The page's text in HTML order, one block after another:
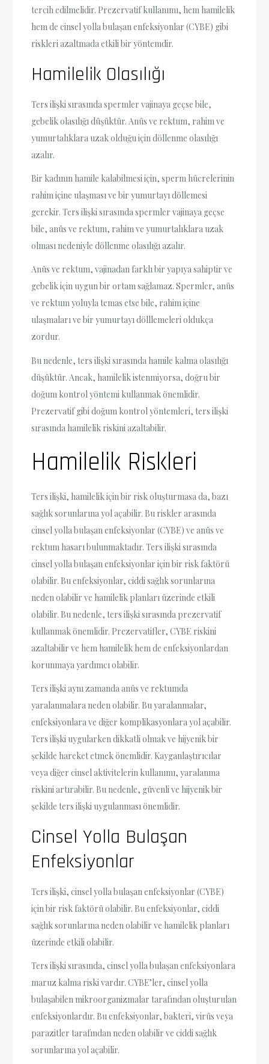
tercih edilmelidir. Prezervatif kullanımı, hem hamilelik
hem de cinsel yolla bulaşan enfeksiyonlar (CYBE) gibi
riskleri azaltmada etkili bir yöntemdir.
Hamilelik Olasılığı
Ters ilişki sırasında spermler vajinaya geçse bile,
gebelik olasılığı düşüktür. Anüs ve rektum, rahim ve
yumurtalıklara uzak olduğu için döllenme olasılığı
azalır.
Bir kadının hamile kalabilmesi için, sperm hücrelerinin
rahim içine ulaşması ve bir yumurtayı döllemesi
gerekir. Ters ilişki sırasında spermler vajinaya geçse
bile, anüs ve rektum, rahim ve yumurtalıklara uzak
olması nedeniyle döllenme olasılığı azalır.
Anüs ve rektum, vajinadan farklı bir yapıya sahiptir ve
gebelik için uygun bir ortam sağlamaz. Spermler, anüs
ve rektum yoluyla temas etse bile, rahim içine
ulaşmaları ve bir yumurtayı dölllemeleri oldukça
zordur.
Bu nedenle, ters ilişki sırasında hamile kalma olasılığı
düşüktür. Ancak, hamilelik istenmiyorsa, doğru bir
doğum kontrol yöntemi kullanmak önemlidir.
Prezervatif gibi doğum kontrol yöntemleri, ters ilişki
sırasında hamilelik riskini azaltabilir.
Hamilelik Riskleri
Ters ilişki, hamilelik için bir risk oluşturmasa da, bazı
sağlık sorunlarına yol açabilir. Bu riskler arasında
cinsel yolla bulaşan enfeksiyonlar (CYBE) ve anüs ve
rektum hasarı bulunmaktadır. Ters ilişki sırasında
cinsel yolla bulaşan enfeksiyonlar için bir risk faktörü
olabilir. Bu enfeksiyonlar, ciddi sağlık sorunlarına
neden olabilir ve hamilelik planları üzerinde etkili
olabilir. Bu nedenle, ters ilişki sırasında prezervatif
kullanmak önemlidir. Prezervatifler, CYBE riskini
azaltabilir ve hem hamilelik hem de enfeksiyonlardan
korunmaya yardımcı olabilir.
Ters ilişki aynı zamanda anüs ve rektumda
yaralanmalara neden olabilir. Bu yaralanmalar,
enfeksiyonlara ve diğer komplikasyonlara yol açabilir.
Ters ilişki uygularken dikkatli olmak ve hijyenik bir
şekilde hareket etmek önemlidir. Kayganlaştırıcılar
veya diğer cinsel aktivitelerin kullanımı, yaralanma
riskini artırabilir. Bu nedenle, güvenli ve hijyenik bir
şekilde ters ilişki uygulanması önemlidir.
Cinsel Yolla Bulaşan
Enfeksiyonlar
Ters ilişki, cinsel yolla bulaşan enfeksiyonlar (CYBE)
için bir risk faktörü olabilir. Bu enfeksiyonlar, ciddi
sağlık sorunlarına neden olabilir ve hamilelik planları
üzerinde etkili olabilir.
Ters ilişki sırasında, cinsel yolla bulaşan enfeksiyonlara
maruz kalma riski vardır. CYBE’ler, cinsel yolla
bulaşabilen mikroorganizmalar tarafından oluşturulan
enfeksiyonlardır. Bu enfeksiyonlar, bakteri, virüs veya
parazitler tarafından neden olabilir ve ciddi sağlık
sorunlarına yol açabilir.